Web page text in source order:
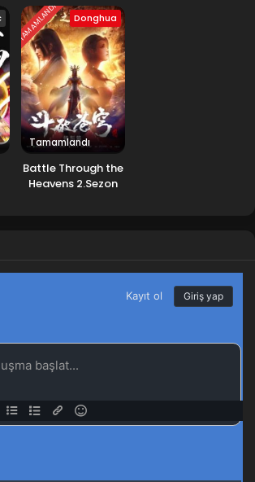
TAMAMLANDI Donghua
Tamamlandı
Battle Through the
Heavens 2.Sezon